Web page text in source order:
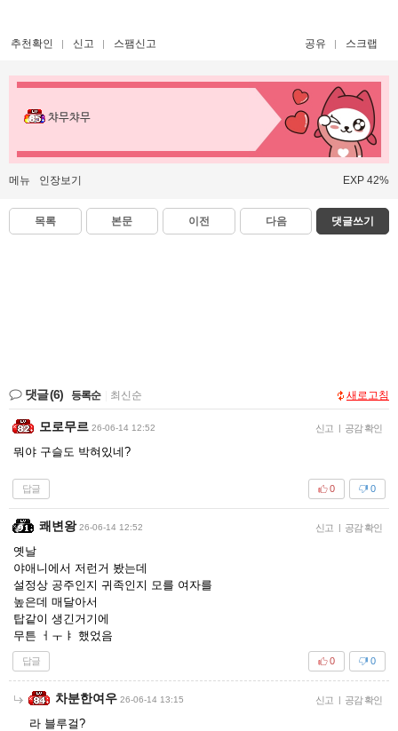
추천확인 신고 스팸신고 공유 스크랩
챠무챠무
메뉴 인장보기 EXP 42%
목록 본문 이전 다음 댓글쓰기
댓글(6) 등록순 최신순 새로고침
모로무르 26-06-14 12:52 신고 | 공감 확인
뭐야 구슬도 박혀있네?
답글 0
0
쾌변왕 26-06-14 12:52 신고 | 공감 확인
옛날
야애니에서 저런거 봤는데
설정상 공주인지 귀족인지 모를 여자를
높은데 매달아서
탑같이 생긴거기에
무튼 ㅓㅜㅑ 했었음
답글 0
0
차분한여우 26-06-14 13:15 신고 | 공감 확인
라 블루걸?